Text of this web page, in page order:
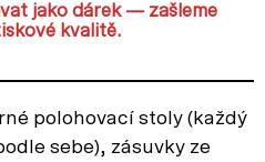
jako dárek — zašleme
kvalitě.
polohovací stoly (každý
sebe), zásuvky ze